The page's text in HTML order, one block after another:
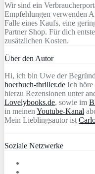
Wir sind ein
Empfehlungen verwenden
Falle eines Kaufs, eine
Partner Shop. Für dich
zusätzlichen Kosten.
Über den Autor
Hi, ich bin Uwe der
hoerbuch-thriller.de Ich höre
hierzu Rezensionen unter
Lovelybooks.de, sowie im
in meinen Youtube-Kanal
Mein Lieblingsautor ist
Soziale Netzwerke